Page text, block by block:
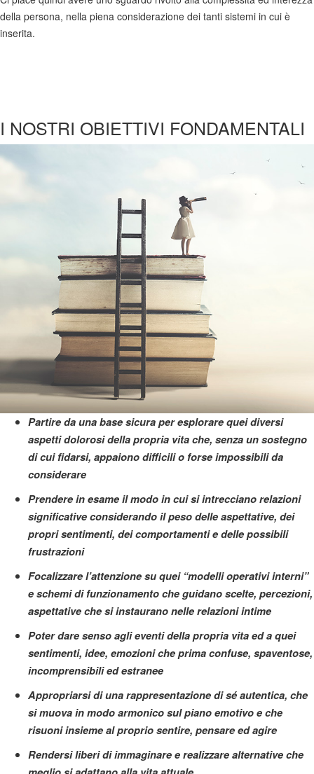
della persona, nella piena considerazione dei tanti sistemi in cui è
inserita.
I NOSTRI OBIETTIVI FONDAMENTALI
Partire da una base sicura per esplorare quei diversi
aspetti dolorosi della propria vita che, senza un sostegno
di cui fidarsi, appaiono difficili o forse impossibili da
considerare
Prendere in esame il modo in cui si intrecciano relazioni
significative considerando il peso delle aspettative, dei
propri sentimenti, dei comportamenti e delle possibili
frustrazioni
Focalizzare l’attenzione su quei “modelli operativi interni”
e schemi di funzionamento che guidano scelte, percezioni,
aspettative che si instaurano nelle relazioni intime
Poter dare senso agli eventi della propria vita ed a quei
sentimenti, idee, emozioni che prima confuse, spaventose,
incomprensibili ed estranee
Appropriarsi di una rappresentazione di sé autentica, che
si muova in modo armonico sul piano emotivo e che
risuoni insieme al proprio sentire, pensare ed agire
Rendersi liberi di immaginare e realizzare alternative che